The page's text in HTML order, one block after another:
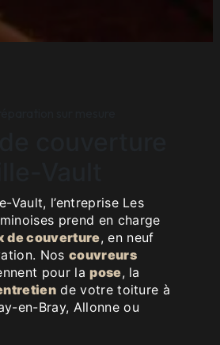
Vault, l’entreprise Les
prend en charge
de couverture, en neuf
Noscouvreurs
pour lapose, la
de votre toiture à
en-Bray, Allonne ou